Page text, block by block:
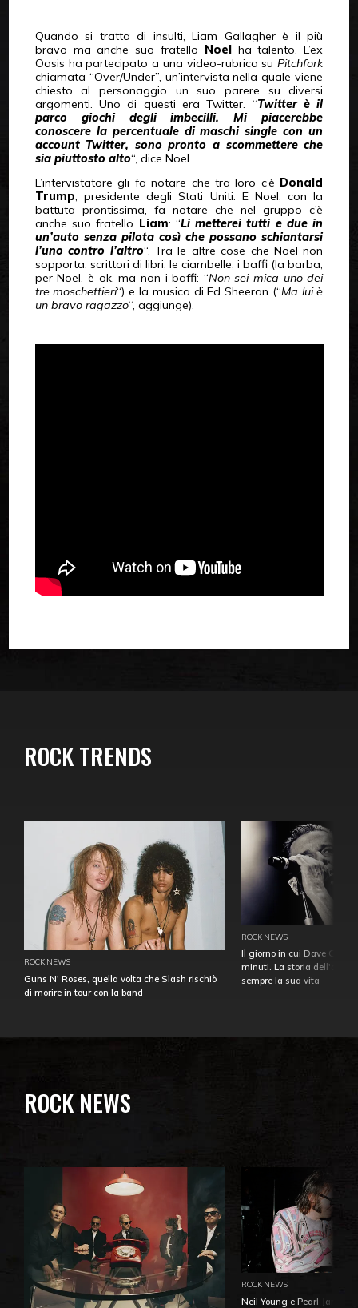
Quando si tratta di insulti, Liam Gallagher è il più
bravo ma anche suo fratello Noelha talento. L’ex
Oasis ha partecipato a una video-rubrica suPitchfork
chiamata “Over/Under”, un’intervista nella quale viene
chiesto al personaggio un suo parere su diversi
argomenti. Uno di questi era Twitter. “Twitter è il
parco giochi degli imbecilli. Mi piacerebbe
conoscere la percentuale di maschi single con un
account Twitter, sono pronto a scommettere che
sia piuttosto alto“, dice Noel.
L’intervistatore gli fa notare che tra loro c’è Donald
Trump, presidente degli Stati Uniti. E Noel, con la
battuta prontissima, fa notare che nel gruppo c’è
anche suo fratello Liam: “Li metterei tutti e due in
un’auto senza pilota così che possano schiantarsi
l’uno contro l’altro“. Tra le altre cose che Noel non
sopporta: scrittori di libri, le ciambelle, i baffi (la barba,
per Noel, è ok, ma non i baffi: “Non sei mica uno dei
tre moschettieri“) e la musica di Ed Sheeran (“Ma lui è
un bravo ragazzo“, aggiunge).
ROCK TRENDS
ROCK NEWS
Guns N' Roses, quella volta che Slash rischiò
di morire in tour con la band
ROCK NEWS
Il giorno in cui Dave
minuti. La storia
sempre la sua vita
ROCK NEWS
ROCK NEWS
Neil Young e Pearl Jam: la